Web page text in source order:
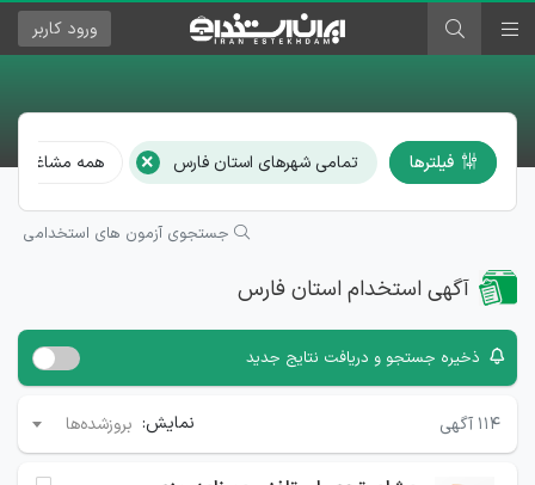
ورود کاربر
فیلترها تمامی شهرهای استان فارس × همه مشاغل
جستجوی آزمون های استخدامی
آگهی استخدام استان فارس
ذخیره جستجو و دریافت نتایج جدید
۱۱۴ آگهی نمایش: بروزشده‌ها